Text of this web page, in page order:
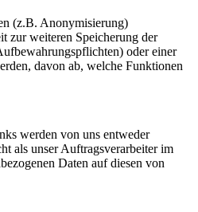
(z.B. Anonymisierung)
zur weiteren Speicherung der
oder einer
davon ab, welche Funktionen
werden von uns entweder
als unser Auftragsverarbeiter im
Daten auf diesen von